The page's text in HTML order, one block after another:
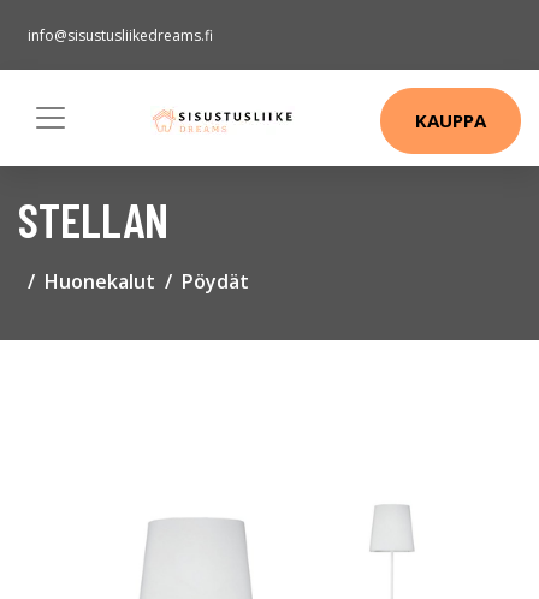
info@sisustusliikedreams.fi
KAUPPA
STELLAN
Huonekalut Pöydät